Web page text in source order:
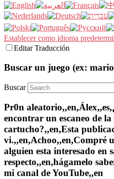
Establecer como idioma
Editar Traducción
Buscar un juego (ex:
Buscar
Pr0n
encontrar un escaneo de
cartucho?,,en,Esta
vi.,,en,Achoo,,en,Compré
alguien esta interesado en
respecto,,en,hágamelo
mi canal de YouTube,,en